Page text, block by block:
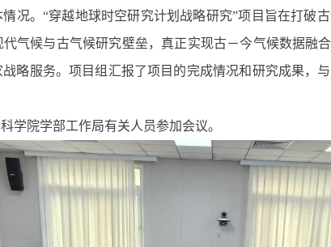
情况。“穿越地球时空研究计划战略研究”项目旨在打破
气候与古气候研究壁垒，真正实现古－今气候数据融合
战略服务。项目组汇报了项目的完成情况和研究成果，
学院学部工作局有关人员参加会议。